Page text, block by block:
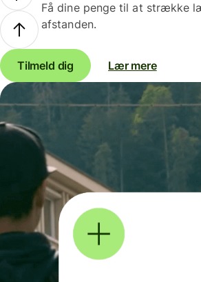
Få dine penge til at strække
afstanden.
Tilmeld dig Lær mere